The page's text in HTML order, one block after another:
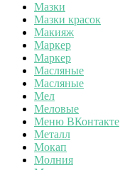
Мазки
Мазки красок
Макияж
Маркер
Маркер
Масляные
Масляные
Мел
Меловые
Меню ВКонтакте
Металл
Мокап
Молния